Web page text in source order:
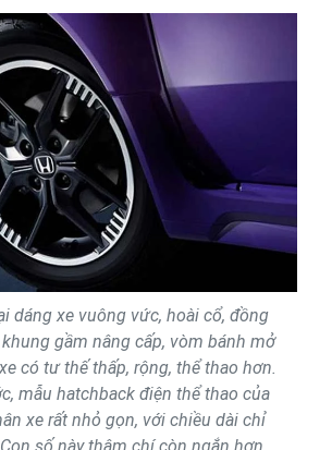
dáng xe vuông vức, hoài cổ, đồng
gầm nâng cấp, vòm bánh mở
có tư thế thấp, rộng, thể thao hơn.
mẫu hatchback điện thể thao của
xe rất nhỏ gọn, với chiều dài chỉ